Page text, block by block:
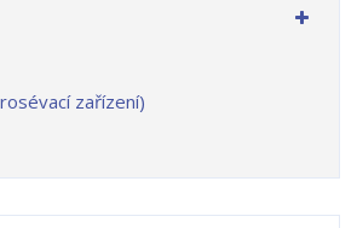
zařízení)